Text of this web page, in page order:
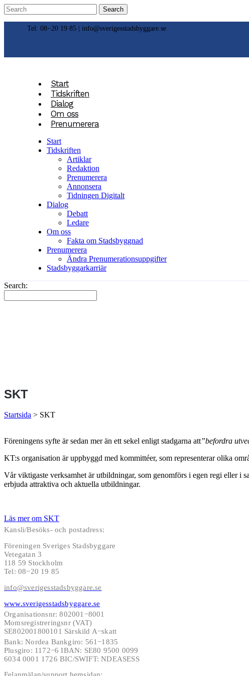
Tel: 08−20 19 85 | info@sverigesstadsbyggare.se
Start
Tidskriften
Dialog
Om oss
Prenumerera
Start
Tidskriften
Artiklar
Redaktion
Prenumerera
Annonsera
Tidningen Digitalt
Dialog
Debatt
Ledare
Om oss
Fakta om Stadsbyggnad
Prenumerera
Ändra Prenumerationsuppgifter
Stadsbyggarkarriär
Search:
SKT
Startsida > SKT
Föreningens syfte är sedan mer än ett sekel enligt stadgarna att”befordra
KT:s organisation är uppbyggd med kommittéer, som representerar olika
Vår viktigaste verksamhet är utbildningar, som genomförs i egen regi eller i
erbjuda attraktiva och aktuella utbildningar.
Läs mer om SKT
Kansli/Besöks- och postadress:
Föreningen Sveriges Stadsbyggare
Vetegatan 3
118 59 Stockholm
Tel: 08−20 19 85
info@sverigesstadsbyggare.se
www.sverigesstadsbyggare.se
Organisationsnr: 802001−8001
Momsregistreringsnr (VAT)
SE802001800101 Särskild A−skatt
Bank: Nordea Bankgiro: 561−1835
Plusgiro: 1172−6 IBAN: SE80 9500 0099
6034 0001 1726 BIC/SWIFT: NDEASESS